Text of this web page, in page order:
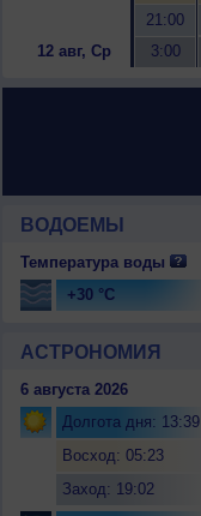
21:00
12 авг, Ср
3:00
ВОДОЕМЫ
Температура воды
+30 °C
АСТРОНОМИЯ
6 августа 2026
Долгота дня: 13:39
Восход: 05:23
Заход: 19:02